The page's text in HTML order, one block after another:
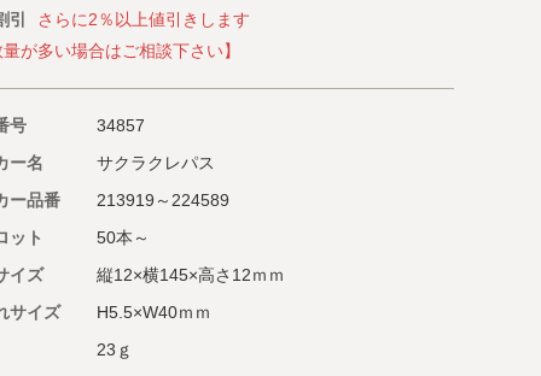
引
さらに2％以上値引きします
が多い場合はご相談下さい】
号
34857
ー名
サクラクレパス
ー品番
213919～224589
ット
50本～
イズ
縦12×横145×高さ12ｍｍ
サイズ
H5.5×W40ｍｍ
23ｇ